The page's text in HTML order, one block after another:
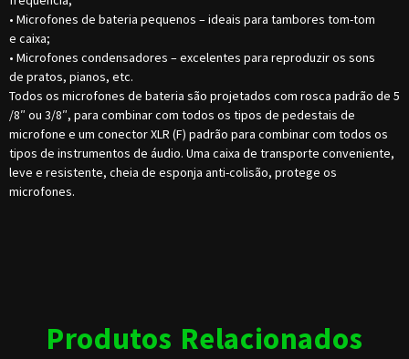
• Microfones de bateria pequenos – ideais para tambores tom-tom
e caixa;
• Microfones condensadores – excelentes para reproduzir os sons
de pratos, pianos, etc.
Todos os microfones de bateria são projetados com rosca padrão de 5
/8″ ou 3/8″, para combinar com todos os tipos de pedestais de
microfone e um conector XLR (F) padrão para combinar com todos os
tipos de instrumentos de áudio. Uma caixa de transporte conveniente,
leve e resistente, cheia de esponja anti-colisão, protege os
microfones.
Produtos Relacionados